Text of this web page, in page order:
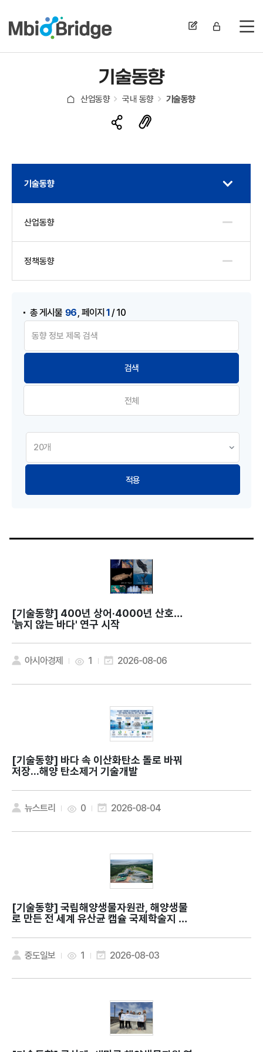
전
기술동향
산업동향 국내 동향 기술동향
기술동향
산업동향
정책동향
총 게시물 96 ,페이지1/ 10
전체
적용
[기술동향]
'늙지 않는 바다' 연구 시작
아시아경제 1 2026-08-06
[기술동향]
저장...해양 탄소제거 기술개발
뉴스트리 0 2026-08-04
[기술동향]
로 만든 전 세계 유산균 캡슐 국제학술지 발
중도일보 1 2026-08-03